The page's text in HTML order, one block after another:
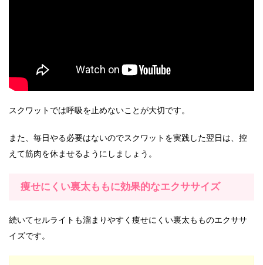
スクワットでは呼吸を止めないことが大切です。
また、毎日やる必要はないのでスクワットを実践した翌日は、控
えて筋肉を休ませるようにしましょう。
痩せにくい裏太ももに効果的なエクササイズ
続いてセルライトも溜まりやすく痩せにくい裏太もものエクササ
イズです。